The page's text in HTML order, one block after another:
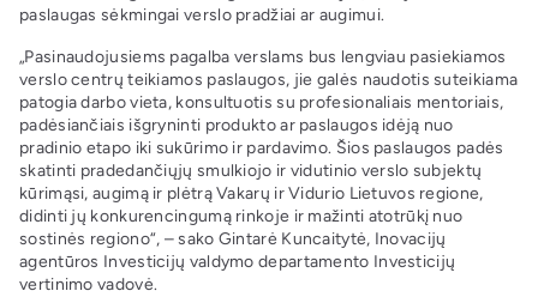
paslaugas sėkmingai verslo pradžiai ar augimui.
„Pasinaudojusiems pagalba verslams bus lengviau pasiekiamos
verslo centrų teikiamos paslaugos, jie galės naudotis suteikiama
patogia darbo vieta, konsultuotis su profesionaliais mentoriais,
padėsiančiais išgryninti produkto ar paslaugos idėją nuo
pradinio etapo iki sukūrimo ir pardavimo. Šios paslaugos padės
skatinti pradedančiųjų smulkiojo ir vidutinio verslo subjektų
kūrimąsi, augimą ir plėtrą Vakarų ir Vidurio Lietuvos regione,
didinti jų konkurencingumą rinkoje ir mažinti atotrūkį nuo
sostinės regiono“, – sako Gintarė Kuncaitytė, Inovacijų
agentūros Investicijų valdymo departamento Investicijų
vertinimo vadovė.